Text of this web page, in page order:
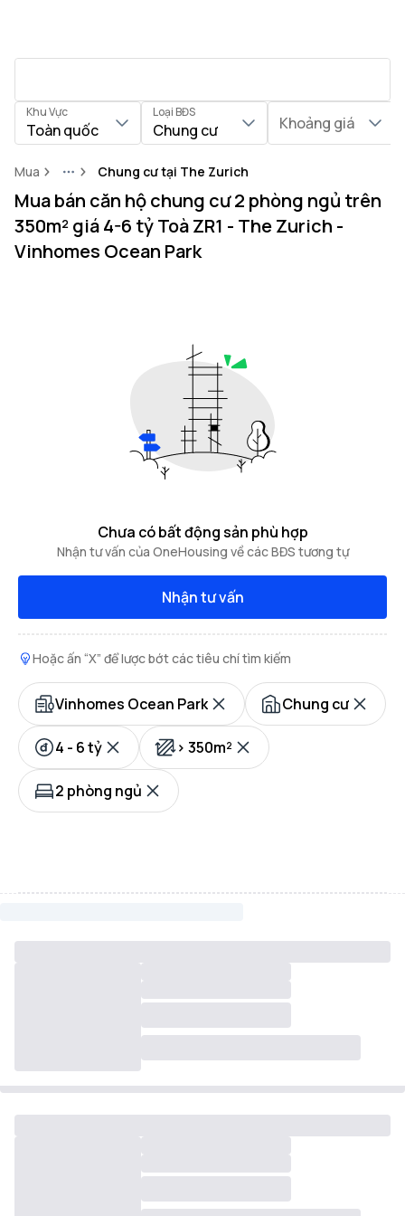
Khu Vực
Toàn quốc
Loại BĐS
Chung cư Khoảng giá
Mua MoreChung cư tại The Zurich
Mua bán căn hộ chung cư 2 phòng ngủ trên
350m² giá 4-6 tỷ Toà ZR1 - The Zurich -
Vinhomes Ocean Park
Chưa có bất động sản phù hợp
Nhận tư vấn của OneHousing về các BĐS tương tự
Nhận tư vấn
Hoặc ấn “X” để lược bớt các tiêu chí tìm kiếm
Vinhomes Ocean Park Chung cư
4 - 6 tỷ > 350m²
2 phòng ngủ